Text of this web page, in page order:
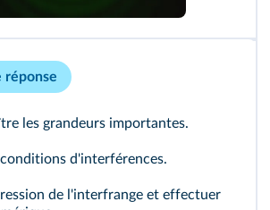
réponse
les grandeurs importantes.
conditions d'interférences.
de l'interfrange et effectuer